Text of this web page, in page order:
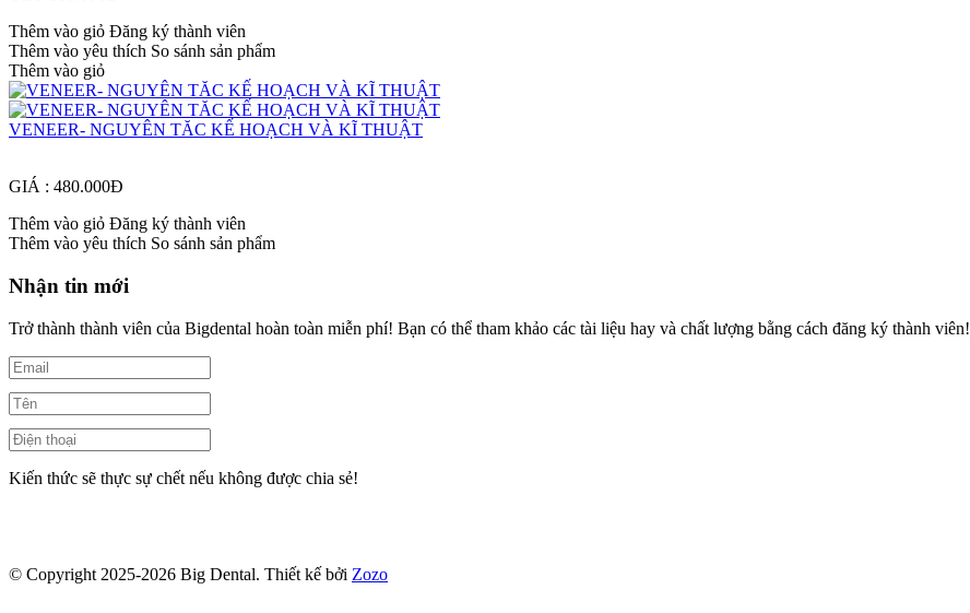
Thêm vào giỏ Đăng ký thành viên
Thêm vào yêu thích So sánh sản phẩm
Thêm vào giỏ
VENEER- NGUYÊN TĂC KẾ HOẠCH VÀ KĨ THUẬT
GIÁ : 480.000Đ
Thêm vào giỏ Đăng ký thành viên
Thêm vào yêu thích So sánh sản phẩm
Nhận tin mới
Trở thành thành viên của Bigdental hoàn toàn miễn phí! Bạn có thể tham khảo các tài liệu hay và chất lượng bằng cách đăng ký thành viên!
Kiến thức sẽ thực sự chết nếu không được chia sẻ!
© Copyright 2025-2026 Big Dental. Thiết kế bởi Zozo